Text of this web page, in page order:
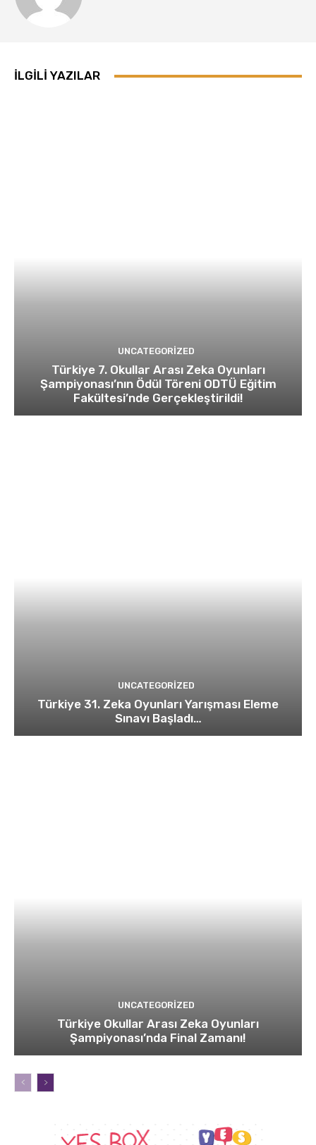
İLGILI YAZILAR
UNCATEGORIZED
Türkiye 7. Okullar Arası Zeka Oyunları
Şampiyonası’nın Ödül Töreni ODTÜ Eğitim
Fakültesi’nde Gerçekleştirildi!
UNCATEGORIZED
Türkiye 31. Zeka Oyunları Yarışması Eleme
Sınavı Başladı…
UNCATEGORIZED
Türkiye Okullar Arası Zeka Oyunları
Şampiyonası’nda Final Zamanı!